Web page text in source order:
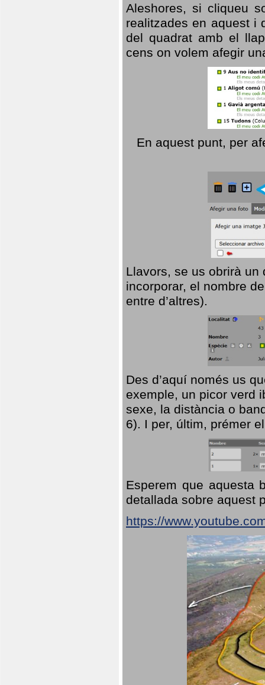
Aleshores, si cliqueu
realitzades en aquest i
del quadrat amb el
cens on volem afegir
En aquest punt, per
Llavors, se us obrirà
incorporar, el nombre
entre d’altres).
Des d’aquí només us
exemple, un picor verd
sexe, la distància o
6). I per, últim, prémer
Esperem que aquesta
detallada sobre aquest
https://